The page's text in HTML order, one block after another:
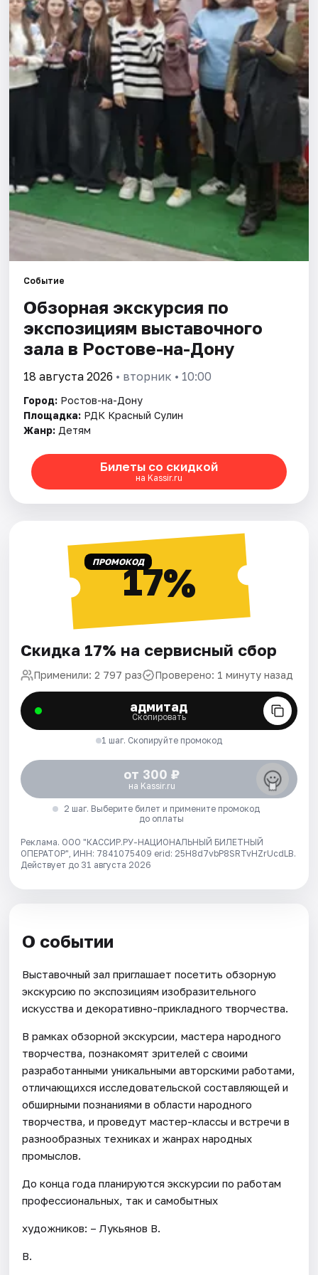
Города
Площадки
Событие
Обзорная экскурсия по
экспозициям выставочного
зала в Ростове-на-Дону
18 августа 2026 • вторник • 10:00
Город: Ростов-на-Дону
Площадка: РДК Красный Сулин
Жанр: Детям
Билеты со скидкой
на Kassir.ru
ПРОМОКОД17%
Скидка 17% на сервисный сбор
Применили: 2 797 раз Проверено: 1 минуту назад
адмитад
Скопировать
1 шаг. Скопируйте промокод
от 300 ₽
на Kassir.ru
2 шаг. Выберите билет и примените промокод
до оплаты
Реклама. ООО "КАССИР.РУ-НАЦИОНАЛЬНЫЙ БИЛЕТНЫЙ
ОПЕРАТОР", ИНН: 7841075409 erid: 25H8d7vbP8SRTvHZrUcdLB.
Действует до 31 августа 2026
О событии
Выставочный зал приглашает посетить обзорную
экскурсию по экспозициям изобразительного
искусства и декоративно-прикладного творчества.
В рамках обзорной экскурсии, мастера народного
творчества, познакомят зрителей с своими
разработанными уникальными авторскими работами,
отличающихся исследовательской составляющей и
обширными познаниями в области народного
творчества, и проведут мастер-классы и встречи в
разнообразных техниках и жанрах народных
промыслов.
До конца года планируются экскурсии по работам
профессиональных, так и самобытных
художников: – Лукьянов В.
В.